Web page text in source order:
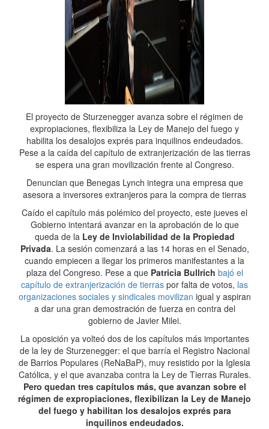
El proyecto de Sturzenegger avanza sobre el régimen de
expropiaciones, flexibiliza la Ley de Manejo del fuego y
habilita los desalojos exprés para inquilinos endeudados.
Pese a la caída del capítulo de extranjerización de las tierras
se espera una gran movilización frente al Congreso.
Denuncian que Benegas Lynch integra una empresa que
asesora a inversores extranjeros para la compra de tierras
Caído el capítulo más polémico del proyecto, este jueves el
Gobierno intentará avanzar en la aprobación de lo que
queda de la Ley de Inviolabilidad de la Propiedad
Privada. La sesión comenzará a las 14 horas en el Senado,
cuando empiecen a llegar los primeros manifestantes a la
plaza del Congreso. Pese a que Patricia Bullrich bajó el
capítulo de extranjerización de tierras por falta de votos, las
organizaciones sociales y sindicales movilizan igual y aspiran
a dar una gran demostración de fuerza en contra del
gobierno de Javier Milei.
La oposición ya volteó dos de los capítulos más importantes
de la ley de Sturzenegger: el que barría el Registro Nacional
de Barrios Populares (ReNaBaP), muy resistido por la Iglesia
Católica, y el que avanzaba contra la Ley de Tierras Rurales.
Pero quedan tres capítulos más, que avanzan sobre el
régimen de expropiaciones, flexibilizan la Ley de Manejo
del fuego y habilitan los desalojos exprés para
inquilinos endeudados.